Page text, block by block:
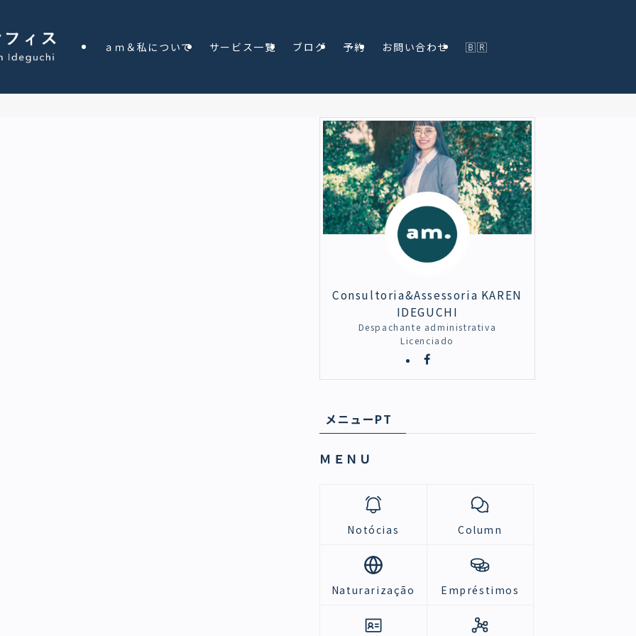
ａｍ＆私について サービス一覧 ブログ 予約 お問い合わせ 🇧🇷
Consultoria&Assessoria KAREN
IDEGUCHI
Despachante administrativa
Licenciado
メニューPT
ＭＥＮＵ
Notócias Column
Naturarização Empréstimos